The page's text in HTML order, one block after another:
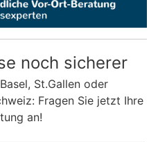
noch sicherer
St.Gallen oder
Fragen Sie jetzt Ihre
an!